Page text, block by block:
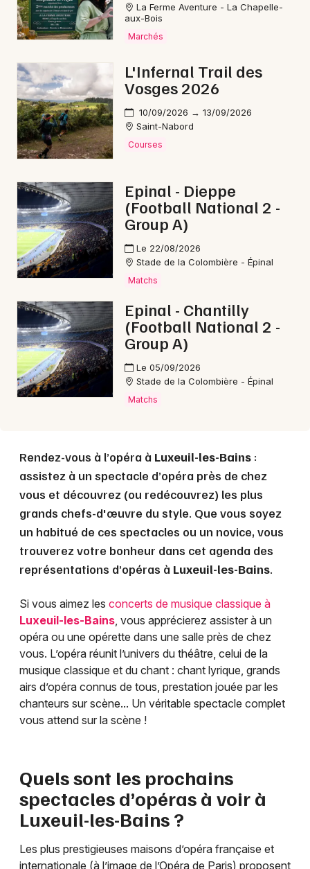
Newsletter des sorties
Artistes en tournée
Actus à Luxeuil-les-Bains
Magazine à Luxeuil-les-Bains
70 - Haute-Saône
Choisir mes départements
Mon email
La Ferme Aventure - La Chapelle-
aux-Bois
Marchés
L'Infernal Trail des
Vosges 2026
10/09/2026 → 13/09/2026
Saint-Nabord
Courses
Epinal - Dieppe
(Football National 2 -
Group A)
Le 22/08/2026
Stade de la Colombière - Épinal
Matchs
Epinal - Chantilly
(Football National 2 -
Group A)
Le 05/09/2026
Stade de la Colombière - Épinal
Matchs
Rendez-vous à l’opéra à Luxeuil-les-Bains :
assistez à un spectacle d’opéra près de chez
vous et découvrez (ou redécouvrez) les plus
grands chefs-d'œuvre du style. Que vous soyez
un habitué de ces spectacles ou un novice, vous
trouverez votre bonheur dans cet agenda des
représentations d’opéras à Luxeuil-les-Bains.
Si vous aimez les concerts de musique classique à
Luxeuil-les-Bains, vous apprécierez assister à un
opéra ou une opérette dans une salle près de chez
vous. L’opéra réunit l’univers du théâtre, celui de la
musique classique et du chant : chant lyrique, grands
airs d’opéra connus de tous, prestation jouée par les
chanteurs sur scène... Un véritable spectacle complet
vous attend sur la scène !
Quels sont les prochains
spectacles d’opéras à voir à
Luxeuil-les-Bains ?
Les plus prestigieuses maisons d’opéra française et
internationale (à l’image de l’Opéra de Paris) proposent